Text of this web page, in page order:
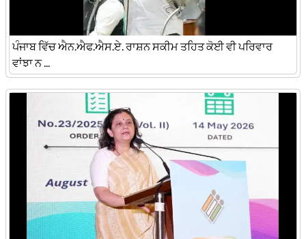
ਪੰਜਾਬ ਵਿੱਚ ਐਨ.ਐਫ.ਐਸ.ਏ. ਰਾਸ਼ਨ ਸਕੀਮ ਤਹਿਤ ਕੋਈ ਵੀ ਪਰਿਵਾਰ
ਵਾਂਝਾ ਨ ...